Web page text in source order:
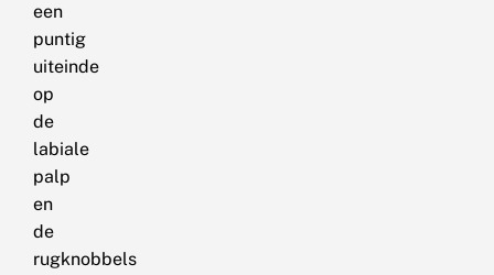
een
puntig
uiteinde
op
de
labiale
palp
en
de
rugknobbels